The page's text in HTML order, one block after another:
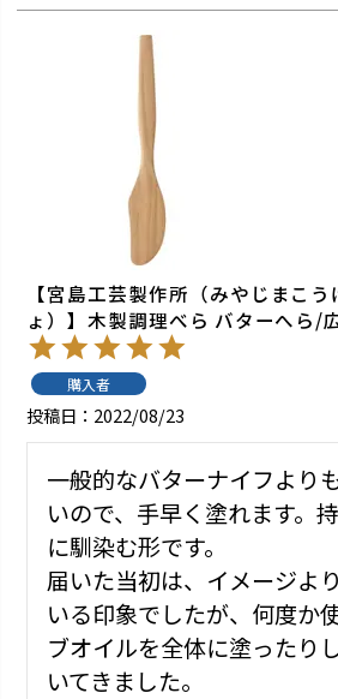
【宮島工芸製作所（みやじまこ
ょ）】木製調理べら バターへら/
購入者
投稿日 2022/08/23
一般的なバターナイフより
いので、手早く塗れます。
に馴染む形です。
届いた当初は、イメージよ
いる印象でしたが、何度か
ブオイルを全体に塗ったり
いてきました。